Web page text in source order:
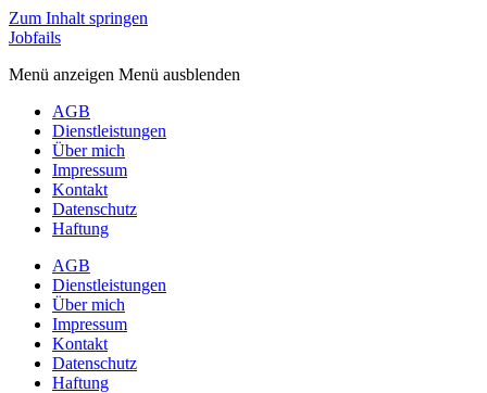
Zum Inhalt springen
Jobfails
Menü anzeigen Menü ausblenden
AGB
Dienstleistungen
Über mich
Impressum
Kontakt
Datenschutz
Haftung
AGB
Dienstleistungen
Über mich
Impressum
Kontakt
Datenschutz
Haftung